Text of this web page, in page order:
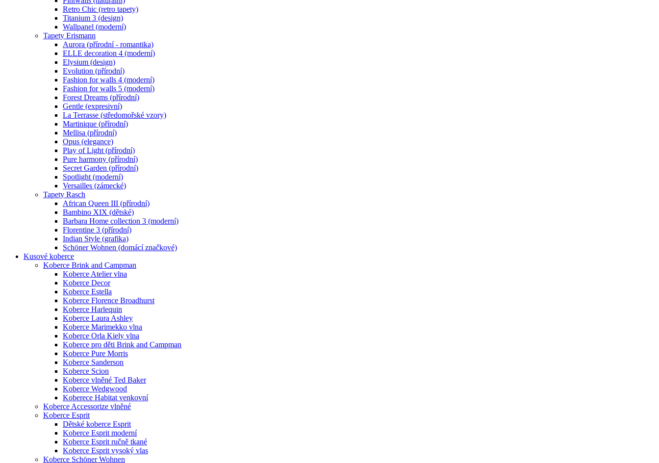
Retro Chic (retro tapety)
Titanium 3 (design)
Wallpanel (moderní)
Tapety Erismann
Aurora (přírodní - romantika)
ELLE decoration 4 (moderní)
Elysium (design)
Evolution (přírodní)
Fashion for walls 4 (moderní)
Fashion for walls 5 (moderní)
Forest Dreams (přírodní)
Gentle (expresivní)
La Terrasse (středomořské vzory)
Martinique (přírodní)
Mellisa (přírodní)
Opus (elegance)
Play of Light (přírodní)
Pure harmony (přírodní)
Secret Garden (přírodní)
Spotlight (moderní)
Versailles (zámecké)
Tapety Rasch
African Queen III (přírodní)
Bambino XIX (dětské)
Barbara Home collection 3 (moderní)
Florentine 3 (přírodní)
Indian Style (grafika)
Schöner Wohnen (domácí značkové)
Kusové koberce
Koberce Brink and Campman
Koberce Atelier vlna
Koberce Decor
Koberce Estella
Koberce Florence Broadhurst
Koberce Harlequin
Koberce Laura Ashley
Koberce Marimekko vlna
Koberce Orla Kiely vlna
Koberce pro děti Brink and Campman
Koberce Pure Morris
Koberce Sanderson
Koberce Scion
Koberce vlněné Ted Baker
Koberce Wedgwood
Koberece Habitat venkovní
Koberce Accessorize vlněné
Koberce Esprit
Dětské koberce Esprit
Koberce Esprit moderní
Koberce Esprit ručně tkané
Koberce Esprit vysoký vlas
Koberce Schöner Wohnen